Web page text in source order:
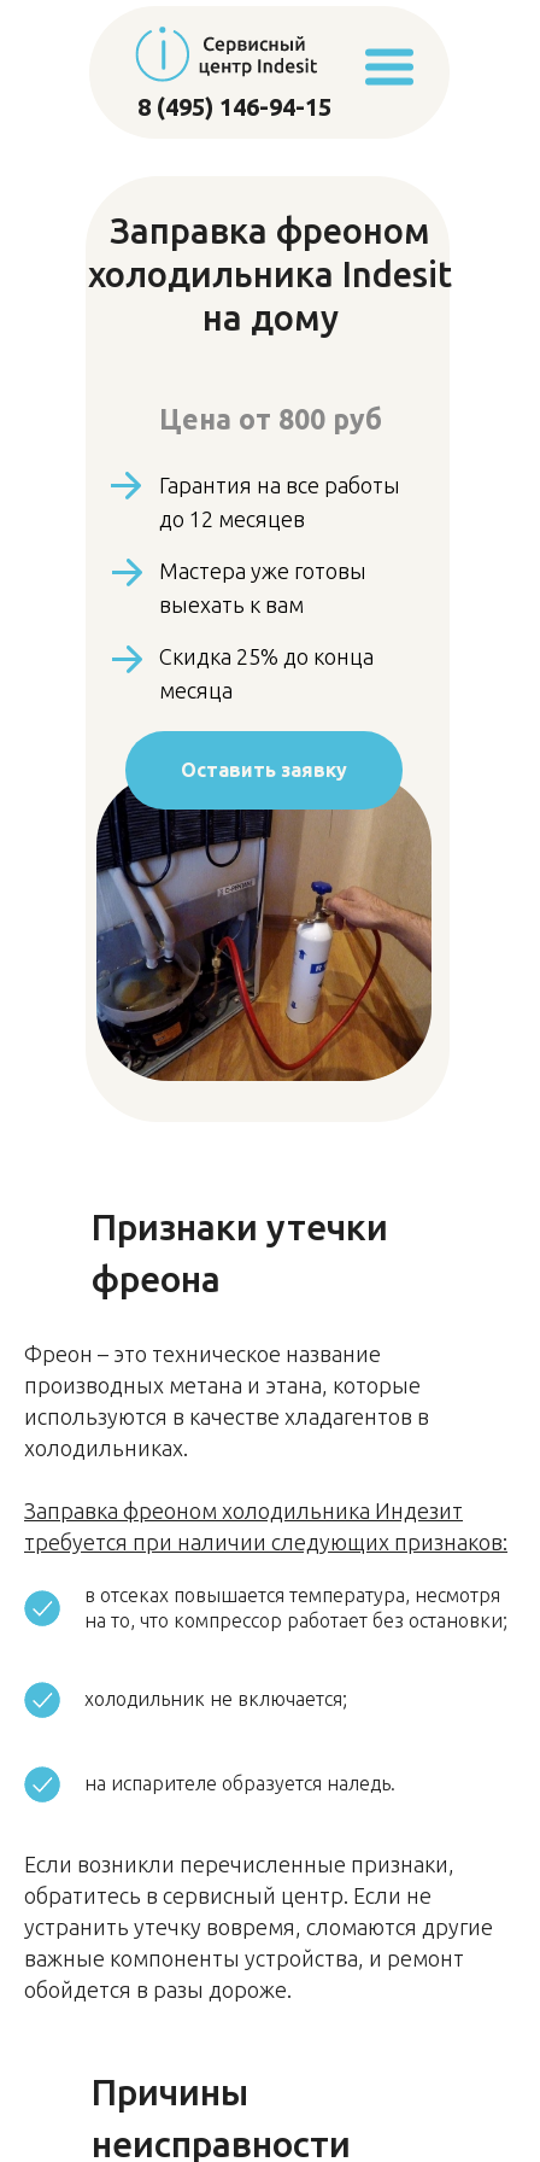
8 (495) 146-94-15
Мастера уже готовы
выехать к вам
Заправка фреоном
холодильника Indesit
на дому
Гарантия на все работы
до 12 месяцев
Скидка 25% до конца
месяца
Оставить заявку
Цена от 800 руб
Признаки утечки
фреона
Фреон – это техническое название
производных метана и этана, которые
используются в качестве хладагентов в
холодильниках.
Заправка фреоном холодильника Индезит
требуется при наличии следующих признаков:
в отсеках повышается температура, несмотря
на то, что компрессор работает без остановки;
холодильник не включается;
на испарителе образуется наледь.
Если возникли перечисленные признаки,
обратитесь в сервисный центр. Если не
устранить утечку вовремя, сломаются другие
важные компоненты устройства, и ремонт
обойдется в разы дороже.
Причины
неисправности